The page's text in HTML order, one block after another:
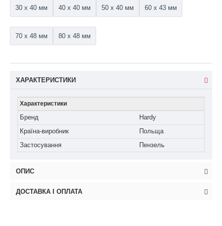
30 x 40 мм 40 x 40 мм 50 x 40 мм 60 x 43 мм
70 x 48 мм 80 x 48 мм
ХАРАКТЕРИСТИКИ
Характеристики
Бренд
Hardy
Країна-виробник
Польща
Застосування
Пензель
ОПИС
ДОСТАВКА І ОПЛАТА